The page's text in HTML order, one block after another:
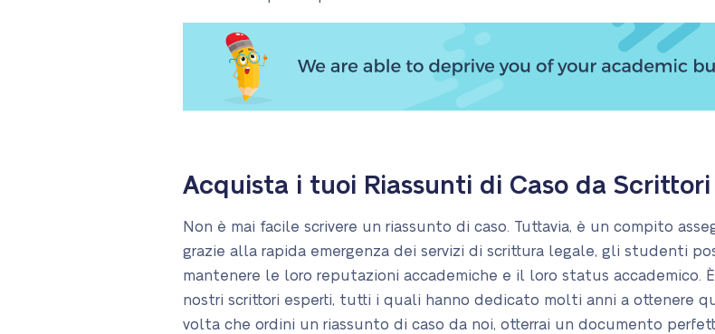
Acquista i tuoi Riassunti di Caso da
Non è mai facile scrivere un riassunto di caso. Tuttavia, è un compito
grazie alla rapida emergenza dei servizi di scrittura legale, gli studenti
mantenere le loro reputazioni accademiche e il loro status accademico.
nostri scrittori esperti, tutti i quali hanno dedicato molti anni a ottenere
volta che ordini un riassunto di caso da noi, otterrai un documento